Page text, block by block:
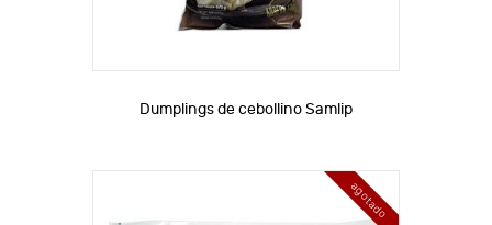
Dumplings de cebollino Samlip
agotado